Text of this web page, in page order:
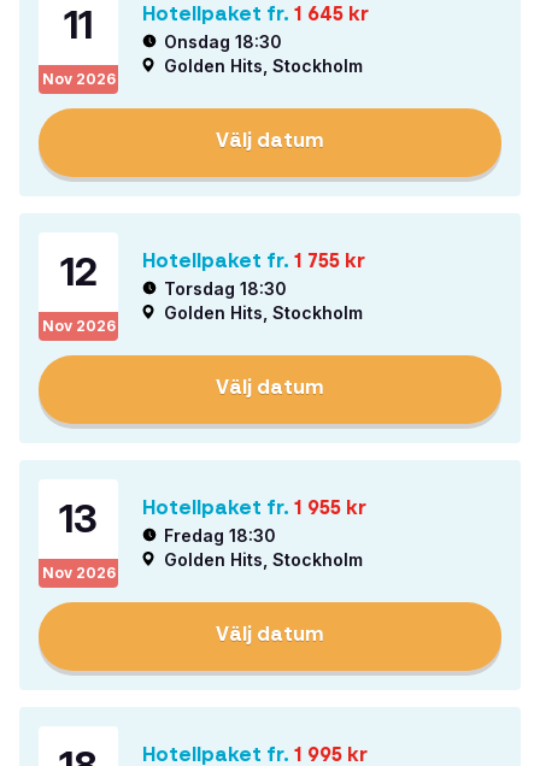
11
Nov 2026
Hotellpaket fr. 1 645 kr
Onsdag 18:30
Golden Hits, Stockholm
Välj datum
12
Nov 2026
Hotellpaket fr. 1 755 kr
Torsdag 18:30
Golden Hits, Stockholm
Välj datum
13
Nov 2026
Hotellpaket fr. 1 955 kr
Fredag 18:30
Golden Hits, Stockholm
Välj datum
Hotellpaket fr. 1 995 kr